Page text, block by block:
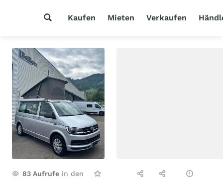
Kaufen Mieten Verkaufen
83 Aufrufe in den